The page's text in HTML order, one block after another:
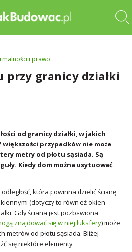
i prawo
przy granicy działki
od granicy działki, w jakich
przypadków nie może
metry od płotu sąsiada. Są
Kiedy dom można usytuować
która powinna dzielić ścianę
(dotyczy to również okien
Gdy ściana jest pozbawiona
znajdować się w niej luksfery) może
metrów od płotu sąsiada. Bliżej
się niektóre elementy